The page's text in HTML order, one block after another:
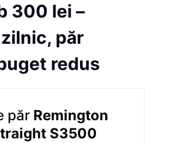
300 lei –
păr
redus
păr Remington
S3500